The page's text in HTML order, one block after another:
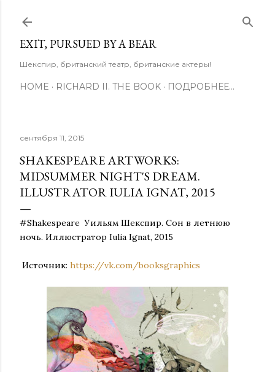
EXIT, PURSUED BY A BEAR
Шекспир, британский театр, британские актеры!
HOME RICHARD II. THE BOOK ПОДРОБНЕЕ…
сентября 11, 2015
SHAKESPEARE ARTWORKS:
MIDSUMMER NIGHT'S DREAM.
ILLUSTRATOR IULIA IGNAT, 2015
#Shakespeare Уильям Шекспир. Сон в летнюю
ночь. Иллюстратор Iulia Ignat, 2015
Источник: https://vk.com/booksgraphics